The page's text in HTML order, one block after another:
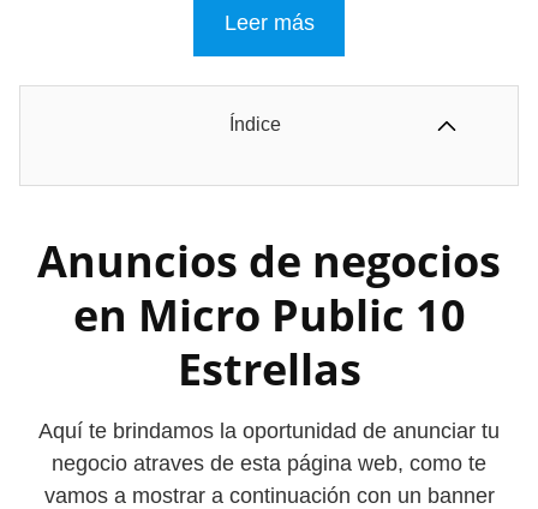
Leer más
Índice
Anuncios de negocios
en Micro Public 10
Estrellas
Aquí te brindamos la oportunidad de anunciar tu
negocio atraves de esta página web, como te
vamos a mostrar a continuación con un banner